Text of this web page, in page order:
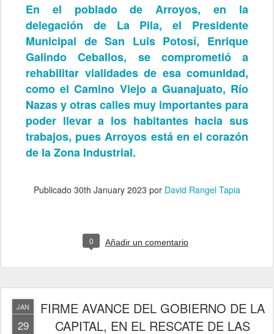
En el poblado de Arroyos, en la
delegación de La Pila, el Presidente
Municipal de San Luis Potosí, Enrique
Galindo Ceballos, se comprometió a
rehabilitar vialidades de esa comunidad,
como el Camino Viejo a Guanajuato, Río
Nazas y otras calles muy importantes para
poder llevar a los habitantes hacia sus
trabajos, pues Arroyos está en el corazón
de la Zona Industrial.
Publicado 30th January 2023 por David Rangel Tapia
0 Añadir un comentario
JAN
29
FIRME AVANCE DEL GOBIERNO DE LA
CAPITAL, EN EL RESCATE DE LAS